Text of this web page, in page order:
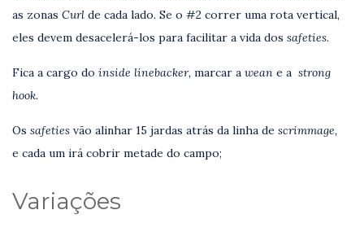
as zonas Curl de cada lado. Se o #2 correr uma rota vertical,
eles devem desacelerá-los para facilitar a vida dos safeties.
Fica a cargo do inside linebacker, marcar a wean e a strong
hook.
Os safeties vão alinhar 15 jardas atrás da linha de scrimmage,
e cada um irá cobrir metade do campo;
Variações